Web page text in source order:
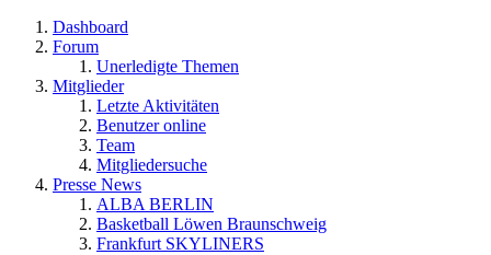
Dashboard
Forum
Unerledigte Themen
Mitglieder
Letzte Aktivitäten
Benutzer online
Team
Mitgliedersuche
Presse News
ALBA BERLIN
Basketball Löwen Braunschweig
Frankfurt SKYLINERS